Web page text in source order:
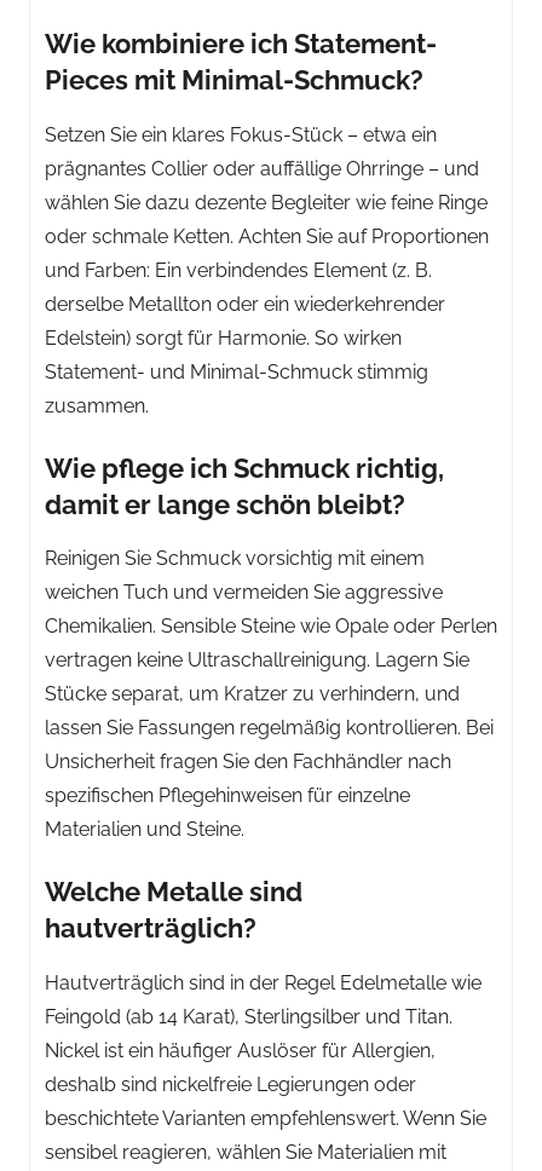
Wie kombiniere ich Statement-
Pieces mit Minimal-Schmuck?
Setzen Sie ein klares Fokus-Stück – etwa ein
prägnantes Collier oder auffällige Ohrringe – und
wählen Sie dazu dezente Begleiter wie feine Ringe
oder schmale Ketten. Achten Sie auf Proportionen
und Farben: Ein verbindendes Element (z. B.
derselbe Metallton oder ein wiederkehrender
Edelstein) sorgt für Harmonie. So wirken
Statement- und Minimal-Schmuck stimmig
zusammen.
Wie pflege ich Schmuck richtig,
damit er lange schön bleibt?
Reinigen Sie Schmuck vorsichtig mit einem
weichen Tuch und vermeiden Sie aggressive
Chemikalien. Sensible Steine wie Opale oder Perlen
vertragen keine Ultraschallreinigung. Lagern Sie
Stücke separat, um Kratzer zu verhindern, und
lassen Sie Fassungen regelmäßig kontrollieren. Bei
Unsicherheit fragen Sie den Fachhändler nach
spezifischen Pflegehinweisen für einzelne
Materialien und Steine.
Welche Metalle sind
hautverträglich?
Hautverträglich sind in der Regel Edelmetalle wie
Feingold (ab 14 Karat), Sterlingsilber und Titan.
Nickel ist ein häufiger Auslöser für Allergien,
deshalb sind nickelfreie Legierungen oder
beschichtete Varianten empfehlenswert. Wenn Sie
sensibel reagieren, wählen Sie Materialien mit